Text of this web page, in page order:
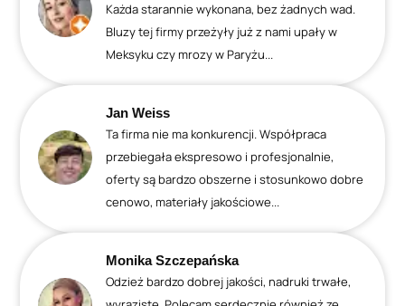
Każda starannie wykonana, bez żadnych wad.
Bluzy tej firmy przeżyły już z nami upały w
Meksyku czy mrozy w Paryżu...
Jan Weiss
Ta firma nie ma konkurencji. Współpraca
przebiegała ekspresowo i profesjonalnie,
oferty są bardzo obszerne i stosunkowo dobre
cenowo, materiały jakościowe...
Monika Szczepańska
Odzież bardzo dobrej jakości, nadruki trwałe,